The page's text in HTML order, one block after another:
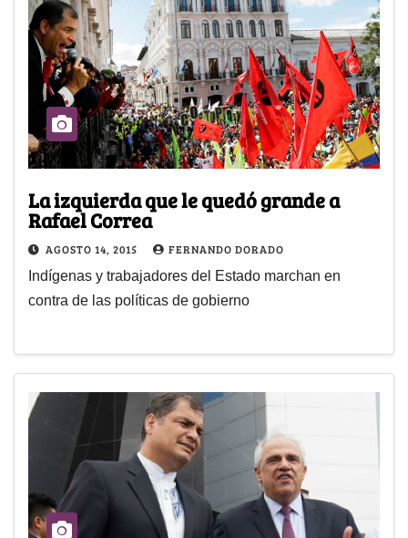
La izquierda que le quedó grande a
Rafael Correa
AGOSTO 14, 2015 FERNANDO DORADO
Indígenas y trabajadores del Estado marchan en
contra de las políticas de gobierno